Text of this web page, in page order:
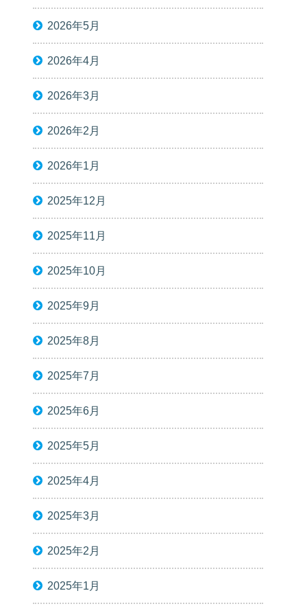
2026年5月
2026年4月
2026年3月
2026年2月
2026年1月
2025年12月
2025年11月
2025年10月
2025年9月
2025年8月
2025年7月
2025年6月
2025年5月
2025年4月
2025年3月
2025年2月
2025年1月